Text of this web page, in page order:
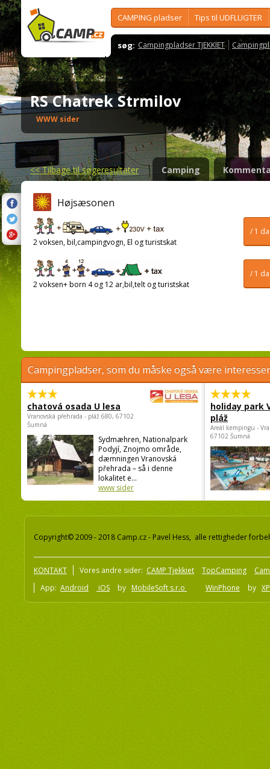
CAMPING pladser Tips til UDFLUGTER
søg: Campingpladser TJEKKIET
RS Chatrek Strmilov
WWW sider
<<Tilbage til søgeresultater Camping
Højsæsonen
/ 1
2 voksen, bil,campingvogn, El og turistskat
/ 1
2 voksen+ born 4 og 12 ar,bil,telt og turistskat
Campingpladser, som du måske også være
chatová osada U lesa
Vranovská přehrada - pláž 680, 67102
Šumná
Sydmæhren, Nationalpark
Podyjí, Znojmo område,
dæmningen Vranovská
přehrada – så i denne
lokalitet e...
www sider
holiday park
pláž
Areál kempingu -
67102 Šumná
Copyright© 2009 - 2018 Camp.cz - Pavel Hess, alle rettigheder
KONTAKT Vores andre sider: CAMP Tjekkiet TopCamping
App: Android iOS by MobileSoft s.r.o WinPhone by